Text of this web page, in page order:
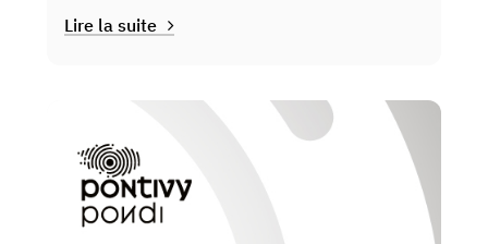
Lire la suite